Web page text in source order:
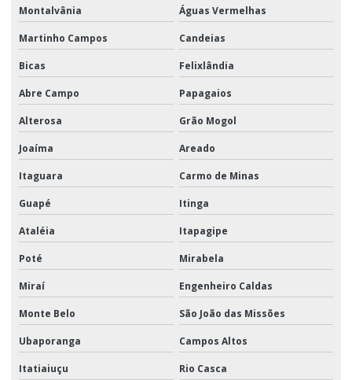
Montalvânia Águas Vermelhas
Martinho Campos Candeias
Bicas Felixlândia
Abre Campo Papagaios
Alterosa Grão Mogol
Joaíma Areado
Itaguara Carmo de Minas
Guapé Itinga
Ataléia Itapagipe
Poté Mirabela
Miraí Engenheiro Caldas
Monte Belo São João das Missões
Ubaporanga Campos Altos
Itatiaiuçu Rio Casca